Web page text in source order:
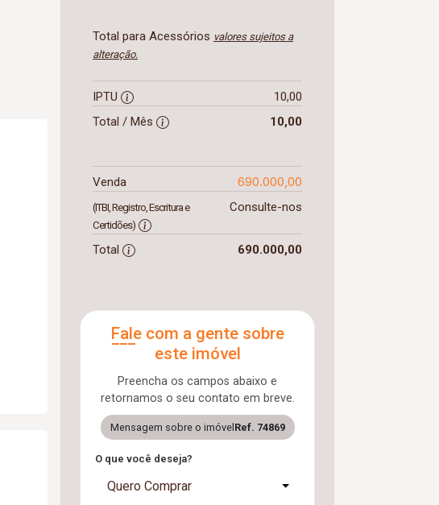
Total para Acessórios valores sujeitos a
alteração.
IPTU
10,00
Total / Mês
10,00
Venda 690.000,00
(ITBI, Registro, Escritura e
Certidões)
Consulte-nos
Total 690.000,00
Fale com a gente sobre
este imóvel
Preencha os campos abaixo e
retornamos o seu contato em breve.
Mensagem sobre o imóvel Ref. 74869
O que você deseja?
Quero Comprar